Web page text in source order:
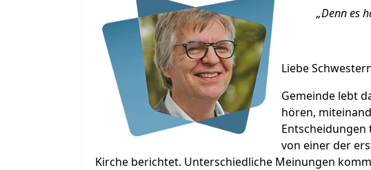
„Denn es
Liebe
Gemeinde lebt
hören,
von einer der
Kirche berichtet. Unterschiedliche Meinungen